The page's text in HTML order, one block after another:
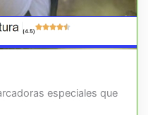
(4.5)
especiales que